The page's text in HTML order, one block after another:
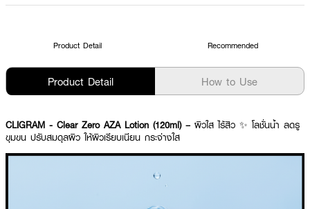
Product Detail Recommended
Product Detail How to Use
CLIGRAM - Clear Zero AZA Lotion (120ml) – ผิวใส ไร้สิว ✨ โลชั่นน้ำ ลดรู
ขุมขน ปรับสมดุลผิว ให้ผิวเรียบเนียน กระจ่างใส